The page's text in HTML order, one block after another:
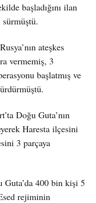
başladığını ilan
ateşkes
vermemiş, 3
başlatmış ve
Doğu Guta’nın
Haresta ilçesini
3 parçaya
400 bin kişi 5
rejiminin